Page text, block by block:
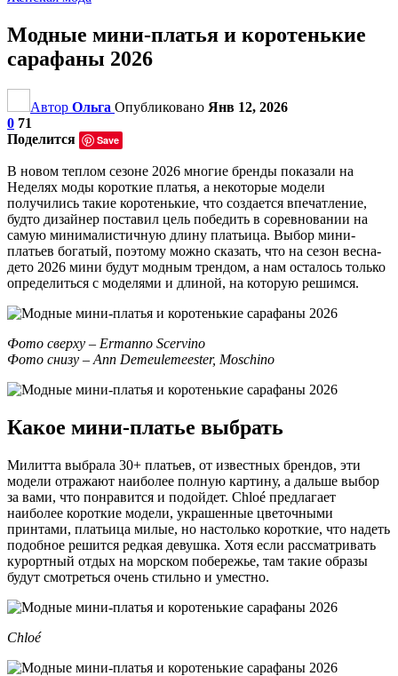
Модные мини-платья и коротенькие
сарафаны 2026
Автор Ольга Опубликовано Янв 12, 2026
0 71
Поделится
Save
В новом теплом сезоне 2026 многие бренды показали на
Неделях моды короткие платья, а некоторые модели
получились такие коротенькие, что создается впечатление,
будто дизайнер поставил цель победить в соревновании на
самую минималистичную длину платьица. Выбор мини-
платьев богатый, поэтому можно сказать, что на сезон весна-
дето 2026 мини будут модным трендом, а нам осталось только
определиться с моделями и длиной, на которую решимся.
Фото сверху – Ermanno Scervino
Фото снизу – Ann Demeulemeester, Moschino
Какое мини-платье выбрать
Милитта выбрала 30+ платьев, от известных брендов, эти
модели отражают наиболее полную картину, а дальше выбор
за вами, что понравится и подойдет. Chloé предлагает
наиболее короткие модели, украшенные цветочными
принтами, платьица милые, но настолько короткие, что надеть
подобное решится редкая девушка. Хотя если рассматривать
курортный отдых на морском побережье, там такие образы
будут смотреться очень стильно и уместно.
Chloé